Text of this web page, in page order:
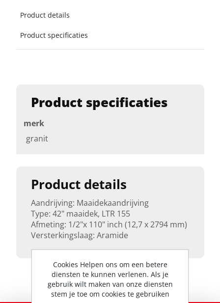
Product details
Aandrijving: Maaidekaandrijving
Type: 42" maaidek, LTR 155
Afmeting: 1/2"x 110" inch (12,7 x 2794 mm)
Versterkingslaag: Aramide
Product specificaties
merk
granit
Product details
Product specificaties
Cookies Helpen ons om een betere
diensten te kunnen verlenen. Als je
gebruik wilt maken van onze diensten
stem je toe om cookies te gebruiken